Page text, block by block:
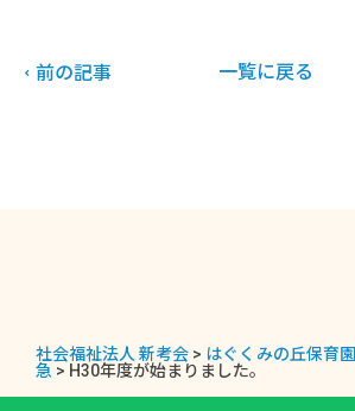
前の記事 一覧に戻る
社会福祉法人 新考会 > はぐくみの丘保育園
急 > H30年度が始まりました。